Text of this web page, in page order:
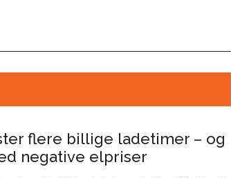
flere billige ladetimer – og
negative elpriser